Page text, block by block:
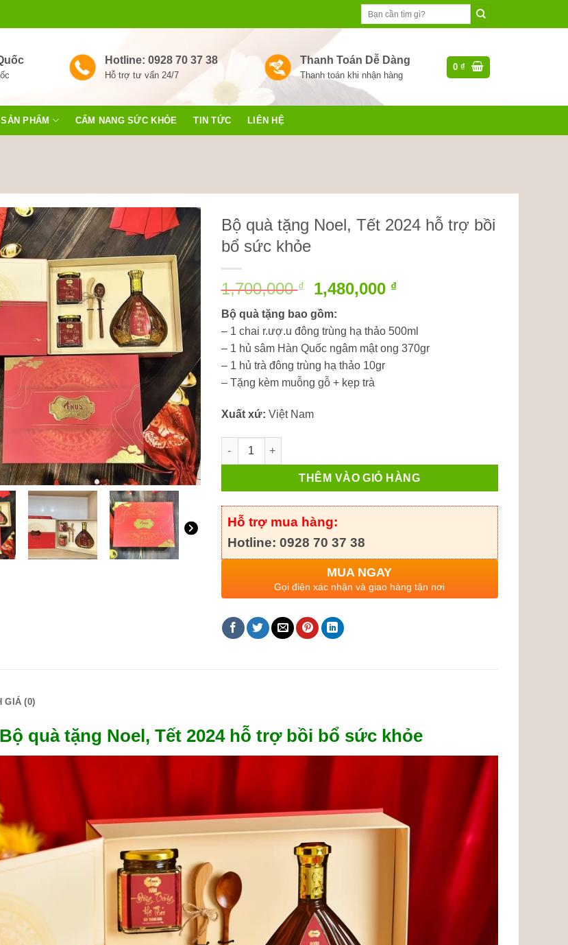
kiếm:
Hotline: 0928 70 37 38
Hỗ trợ tư vấn 24/7
Thanh Toán Dễ Dàng
Thanh toán khi nhận hàng
0₫
SẢN PHẨM CẨM NANG SỨC KHỎE TIN TỨC LIÊN HỆ
Bộ quà tặng Noel, Tết 2024 hỗ trợ bồi
bổ sức khỏe
1,700,000₫
Giá
gốc
là:
1,700,000 ₫.
1,480,000 ₫Giá
là:
1,480,000 ₫.
Bộ quà tặng bao gồm:
– 1 chai r.ượ.u đông trùng hạ thảo 500ml
– 1 hủ sâm Hàn Quốc ngâm mật ong 370gr
– 1 hủ trà đông trùng hạ thảo 10gr
– Tặng kèm muỗng gỗ + kẹp trà
Xuất xứ: Việt Nam
Bộ quà tặng Noel, Tết 2024 hỗ trợ bồi bổ sức khỏe số lượng
THÊM VÀO GIỎ HÀNG
Hỗ trợ mua hàng:
Hotline: 0928 70 37 38
MUA NGAY
Gọi điện xác nhận và giao hàng tận nơi
GIÁ (0)
Bộ quà tặng Noel, Tết 2024 hỗ trợ bồi bổ sức khỏe